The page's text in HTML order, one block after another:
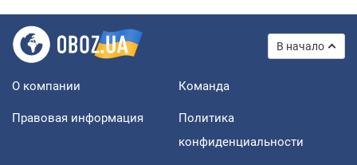
В начало
О компании Команда
Правовая информация
Политика
конфиденциальности